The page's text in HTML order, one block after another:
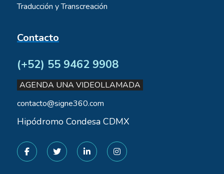
Traducción y Transcreación
Contacto
(+52) 55 9462 9908
AGENDA UNA VIDEOLLAMADA
contacto@signe360.com
Hipódromo Condesa CDMX